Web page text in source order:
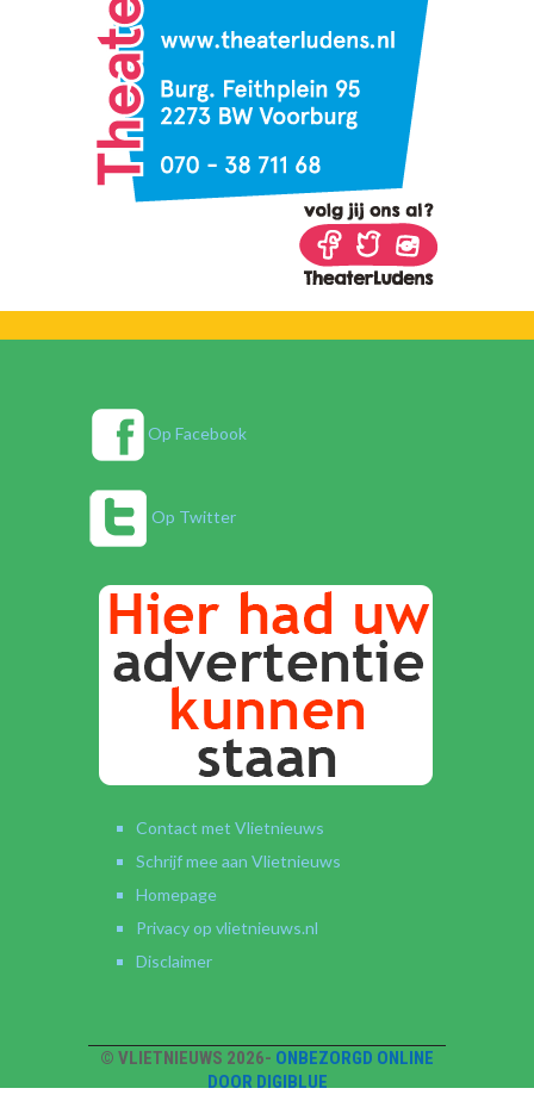
Op Facebook
Op Twitter
Contact met Vlietnieuws
Schrijf mee aan Vlietnieuws
Homepage
Privacy op vlietnieuws.nl
Disclaimer
© VLIETNIEUWS 2026- ONBEZORGD ONLINE
DOOR DIGIBLUE